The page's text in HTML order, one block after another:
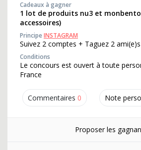
Commentaires 0 Note perso
Cadeaux à gagner
1 lot de produits nu3 et
accessoires)
PrincipeINSTAGRAM
Suivez 2 comptes + Taguez 2 ami(e)s
Conditions
Le concours est ouvert à toute
France
Proposer les